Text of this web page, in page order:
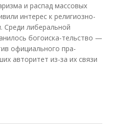
и распад массовых
интерес к религиозно-
Среди либеральной
богоиска-тельство —
официального пра-
авторитет из-за их связи